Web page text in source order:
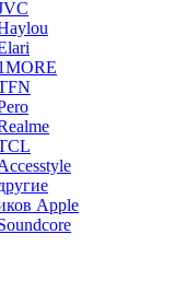
Apple